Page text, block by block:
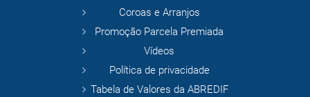
Coroas e Arranjos
Promoção Parcela Premiada
Vídeos
Política de privacidade
Tabela de Valores da ABREDIF